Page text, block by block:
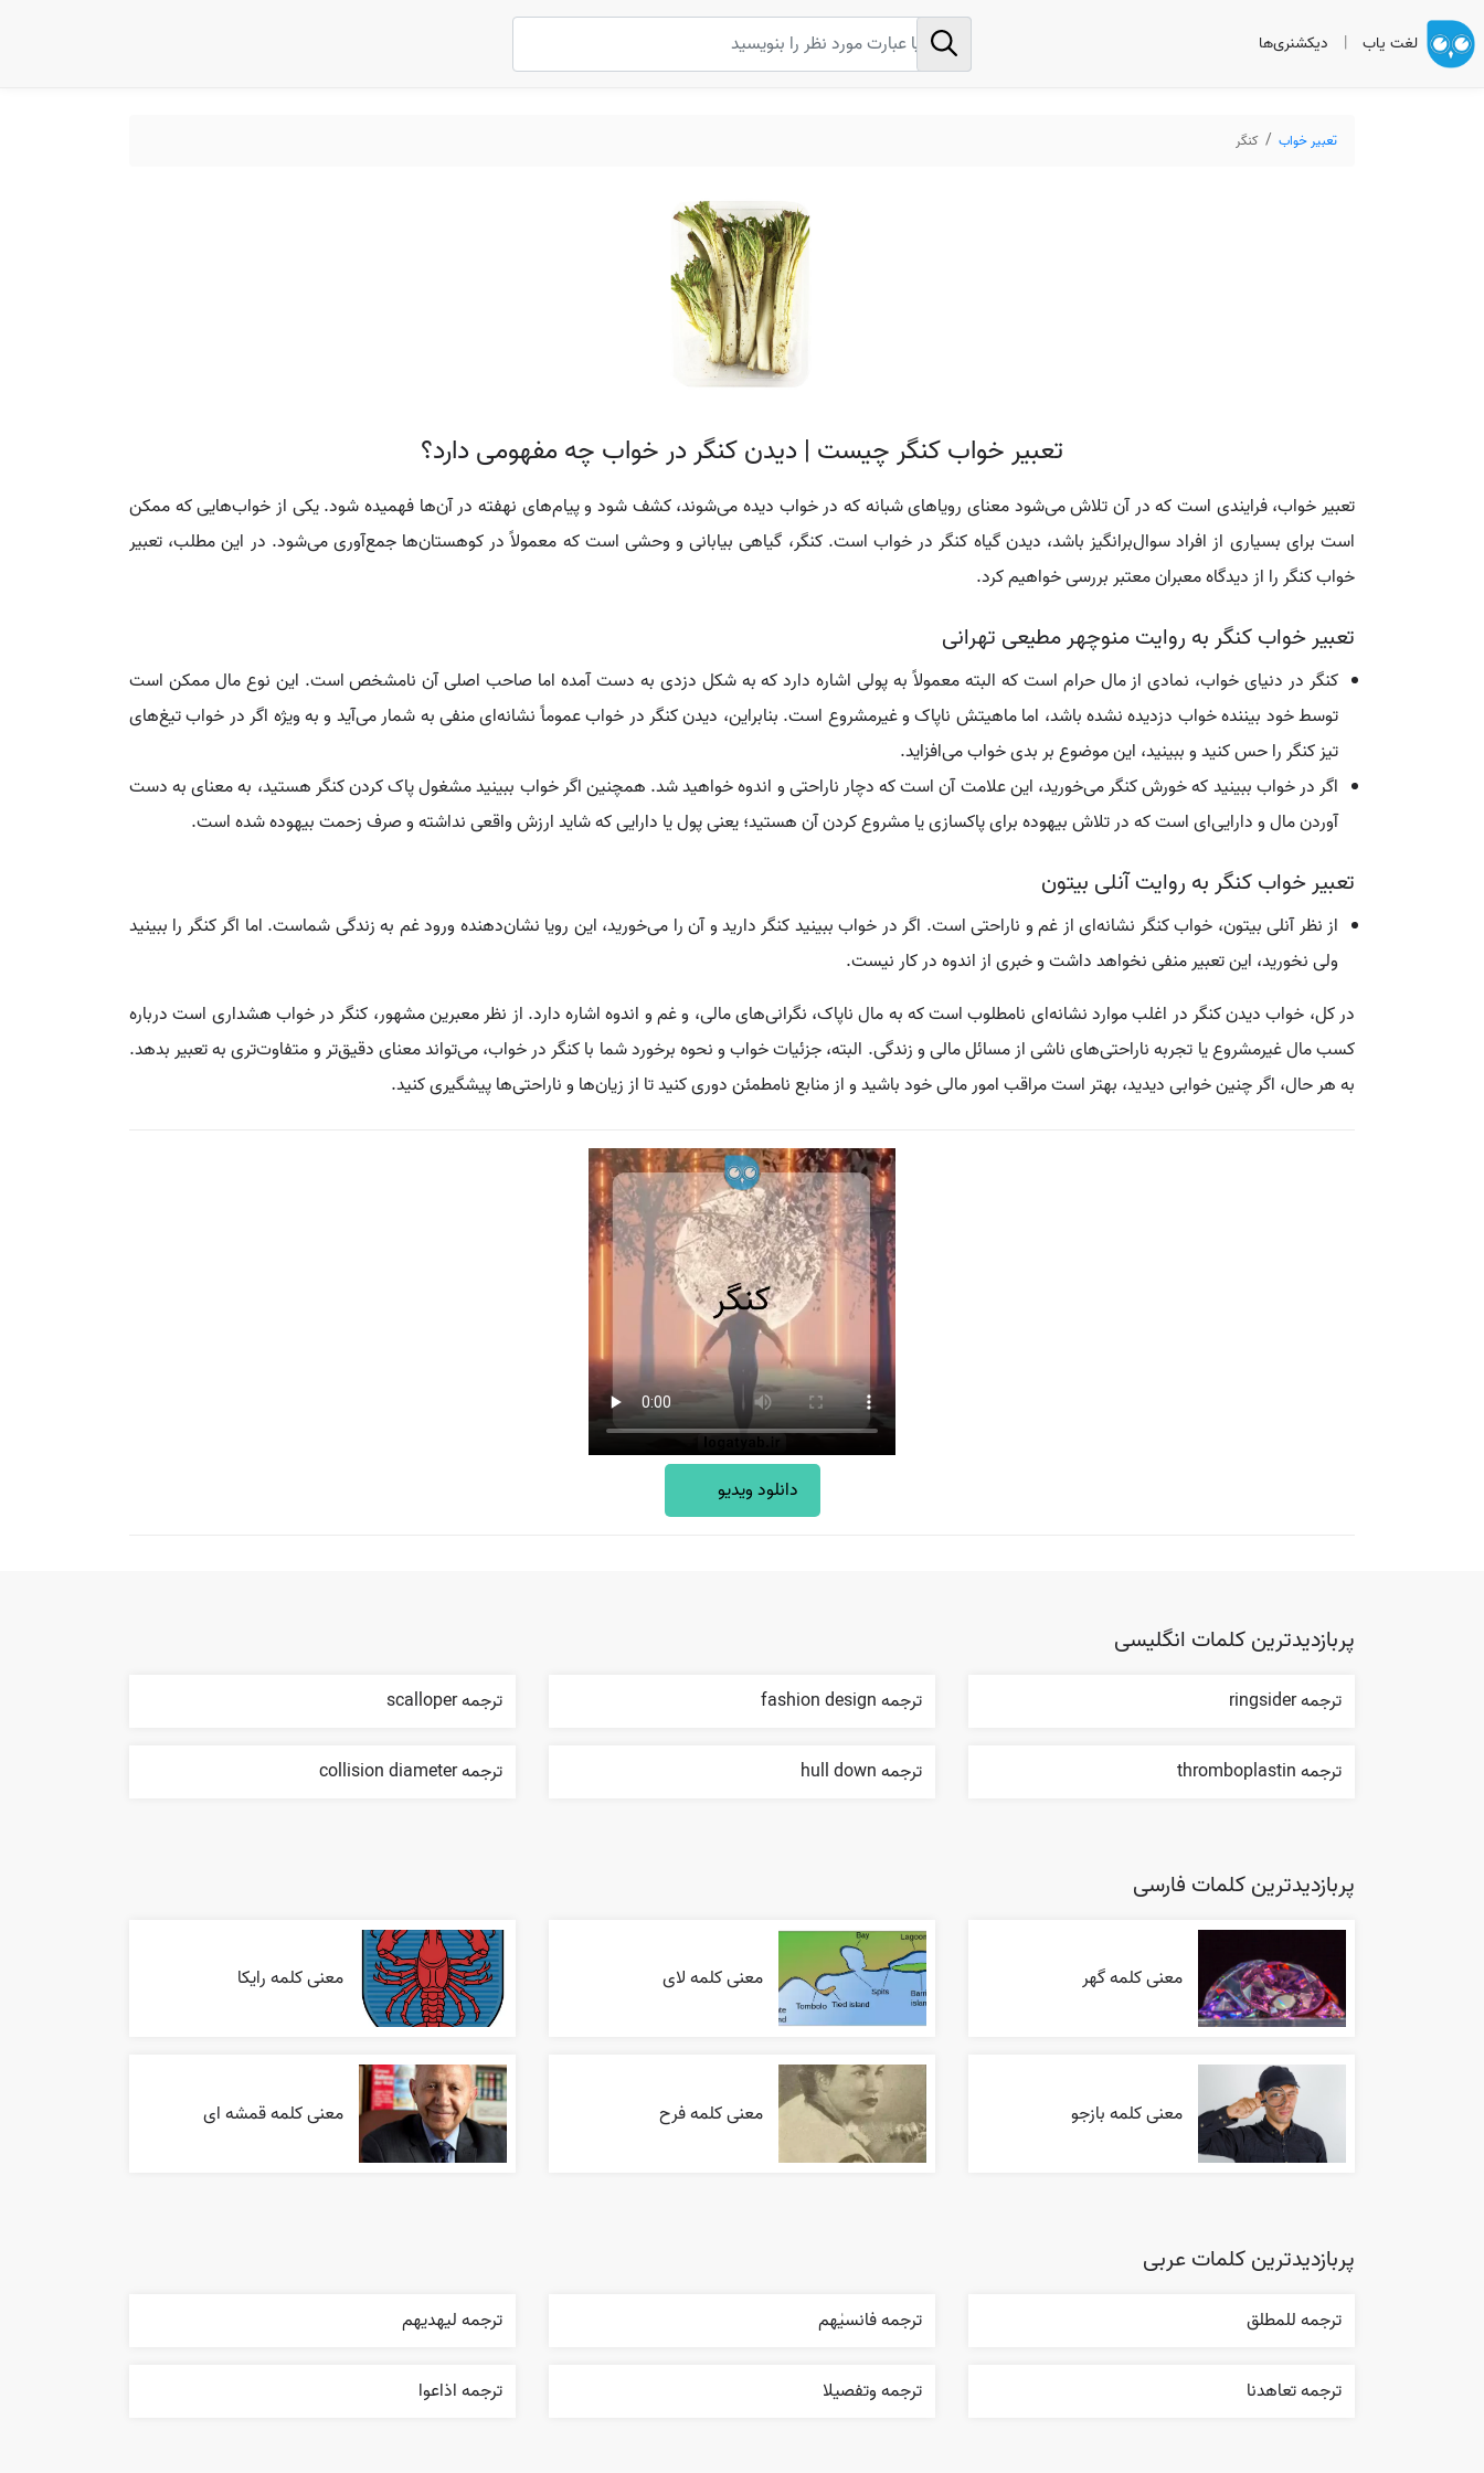
لغت یاب | دیکشنری‌ها
تعبیر خواب کنگر
تعبیر خواب کنگر چیست | دیدن کنگر در خواب چه مفهومی دارد؟
تعبیر خواب، فرایندی است که در آن تلاش می‌شود معنای رویاهای شبانه که در خواب دیده می‌شوند، کشف شود و پیام‌های نهفته در آن‌ها فهمیده شود. یکی از خواب‌هایی که ممکن
است برای بسیاری از افراد سوال‌برانگیز باشد، دیدن گیاه کنگر در خواب است. کنگر، گیاهی بیابانی و وحشی است که معمولاً در کوهستان‌ها جمع‌آوری می‌شود. در این مطلب، تعبیر
خواب کنگر را از دیدگاه معبران معتبر بررسی خواهیم کرد.
تعبیر خواب کنگر به روایت منوچهر مطیعی تهرانی
کنگر در دنیای خواب، نمادی از مال حرام است که البته معمولاً به پولی اشاره دارد که به شکل دزدی به دست آمده اما صاحب اصلی آن نامشخص است. این نوع مال ممکن است
توسط خود بیننده خواب دزدیده نشده باشد، اما ماهیتش ناپاک و غیرمشروع است. بنابراین، دیدن کنگر در خواب عموماً نشانه‌ای منفی به شمار می‌آید و به ویژه اگر در خواب تیغ‌های
تیز کنگر را حس کنید و ببینید، این موضوع بر بدی خواب می‌افزاید.
اگر در خواب ببینید که خورش کنگر می‌خورید، این علامت آن است که دچار ناراحتی و اندوه خواهید شد. همچنین اگر خواب ببینید مشغول پاک کردن کنگر هستید، به معنای به دست
آوردن مال و دارایی‌ای است که در تلاش بیهوده برای پاکسازی یا مشروع کردن آن هستید؛ یعنی پول یا دارایی که شاید ارزش واقعی نداشته و صرف زحمت بیهوده شده است.
تعبیر خواب کنگر به روایت آنلی بیتون
از نظر آنلی بیتون، خواب کنگر نشانه‌ای از غم و ناراحتی است. اگر در خواب ببینید کنگر دارید و آن را می‌خورید، این رویا نشان‌دهنده ورود غم به زندگی شماست. اما اگر کنگر را ببینید
ولی نخورید، این تعبیر منفی نخواهد داشت و خبری از اندوه در کار نیست.
در کل، خواب دیدن کنگر در اغلب موارد نشانه‌ای نامطلوب است که به مال ناپاک، نگرانی‌های مالی، و غم و اندوه اشاره دارد. از نظر معبرین مشهور، کنگر در خواب هشداری است درباره
کسب مال غیرمشروع یا تجربه ناراحتی‌های ناشی از مسائل مالی و زندگی. البته، جزئیات خواب و نحوه برخورد شما با کنگر در خواب، می‌تواند معنای دقیق‌تر و متفاوت‌تری به تعبیر بدهد.
به هر حال، اگر چنین خوابی دیدید، بهتر است مراقب امور مالی خود باشید و از منابع نامطمئن دوری کنید تا از زیان‌ها و ناراحتی‌ها پیشگیری کنید.
دانلود ویدیو
پربازدیدترین کلمات انگلیسی
ترجمه ringsider ترجمه fashion design ترجمه scalloper
ترجمه thromboplastin ترجمه hull down ترجمه collision diameter
پربازدیدترین کلمات فارسی
معنی کلمه گهر معنی کلمه لای معنی کلمه رایکا
معنی کلمه بازجو معنی کلمه فرح معنی کلمه قمشه ای
پربازدیدترین کلمات عربی
ترجمه للمطلق ترجمه فانسیٰهم ترجمه ليهديهم
ترجمه تعاهدنا ترجمه وتفصيلا ترجمه اذاعوا